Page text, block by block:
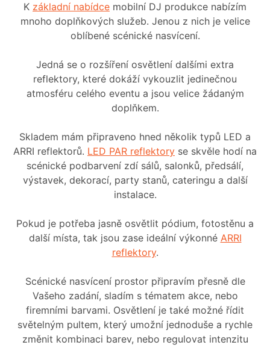
K základní nabídce mobilní DJ produkce nabízím
mnoho doplňkových služeb. Jenou z nich je velice
oblíbené scénické nasvícení.
Jedná se o rozšíření osvětlení dalšími extra
reflektory, které dokáží vykouzlit jedinečnou
atmosféru celého eventu a jsou velice žádaným
doplňkem.
Skladem mám připraveno hned několik typů LED a
ARRI reflektorů. LED PAR reflektory se skvěle hodí na
scénické podbarvení zdí sálů, salonků, předsálí,
výstavek, dekorací, party stanů, cateringu a další
instalace.
Pokud je potřeba jasně osvětlit pódium, fotostěnu a
další místa, tak jsou zase ideální výkonné ARRI
reflektory.
Scénické nasvícení prostor připravím přesně dle
Vašeho zadání, sladím s tématem akce, nebo
firemními barvami. Osvětlení je také možné řídit
světelným pultem, který umožní jednoduše a rychle
změnit kombinaci barev, nebo regulovat intenzitu